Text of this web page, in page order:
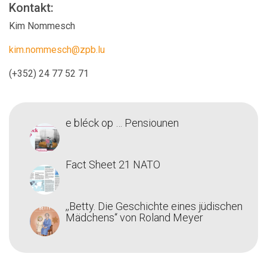
Kontakt:
Kim Nommesch
kim.nommesch@zpb.lu
(+352) 24 77 52 71
e bléck op … Pensiounen
Fact Sheet 21 NATO
,,Betty. Die Geschichte eines jüdischen
Mädchens‘‘ von Roland Meyer